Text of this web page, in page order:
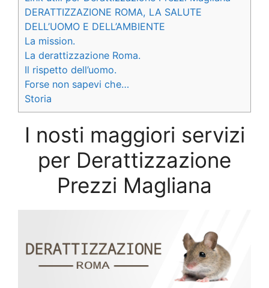
DERATTIZZAZIONE ROMA, LA SALUTE
DELL’UOMO E DELL’AMBIENTE
La mission.
La derattizzazione Roma.
Il rispetto dell’uomo.
Forse non sapevi che…
Storia
I nosti maggiori servizi
per Derattizzazione
Prezzi Magliana